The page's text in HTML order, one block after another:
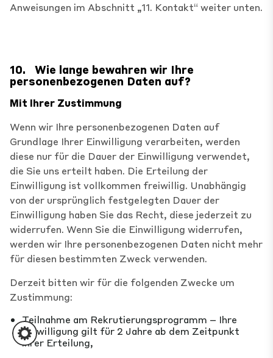
Anweisungen im Abschnitt „11. Kontakt“ weiter unten.
10. Wie lange bewahren wir Ihre
personenbezogenen Daten auf?
Mit Ihrer Zustimmung
Wenn wir Ihre personenbezogenen Daten auf
Grundlage Ihrer Einwilligung verarbeiten, werden
diese nur für die Dauer der Einwilligung verwendet,
die Sie uns erteilt haben. Die Erteilung der
Einwilligung ist vollkommen freiwillig. Unabhängig
von der ursprünglich festgelegten Dauer der
Einwilligung haben Sie das Recht, diese jederzeit zu
widerrufen. Wenn Sie die Einwilligung widerrufen,
werden wir Ihre personenbezogenen Daten nicht mehr
für diesen bestimmten Zweck verwenden.
Derzeit bitten wir für die folgenden Zwecke um
Zustimmung:
Teilnahme am Rekrutierungsprogramm – Ihre
Einwilligung gilt für 2 Jahre ab dem Zeitpunkt
ihrer Erteilung,